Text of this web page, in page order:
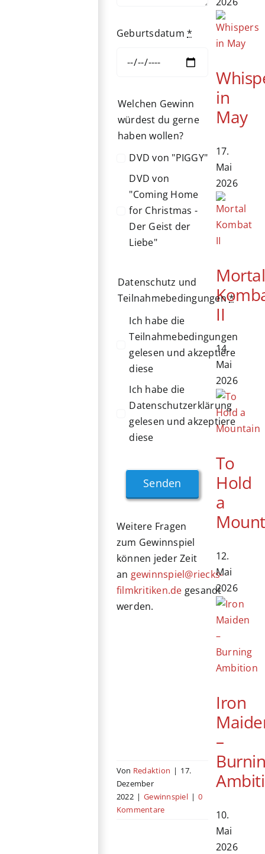
Geburtsdatum*
Welchen Gewinn
würdest du gerne
haben wollen?
DVD von "PIGGY"
DVD von
"Coming Home
for Christmas -
Der Geist der
Liebe"
Datenschutz und
Teilnahmebedingungen*
Ich habe die
Teilnahmebedingungen
gelesen und akzeptiere
diese
Ich habe die
Datenschutzerklärung
gelesen und akzeptiere
diese
Senden
Weitere Fragen
zum Gewinnspiel
können jeder Zeit
an gewinnspiel@riecks-
filmkritiken.de gesandt
werden.
Von Redaktion | 17.
Dezember
2022 | Gewinnspiel | 0
Kommentare
in
May
17.
Mai
2026
Mortal
II
14.
Mai
2026
To
Hold
a
12.
Mai
2026
Iron
–
10.
Mai
2026